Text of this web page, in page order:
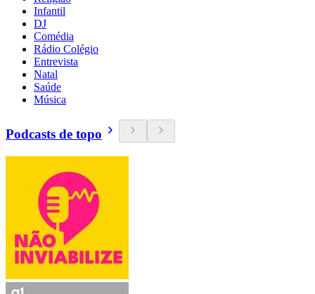
Infantil
DJ
Comédia
Rádio Colégio
Entrevista
Natal
Saúde
Música
Podcasts de topo